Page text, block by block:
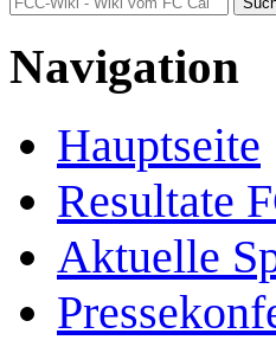
Navigation
Hauptseite
Resultate
Aktuelle